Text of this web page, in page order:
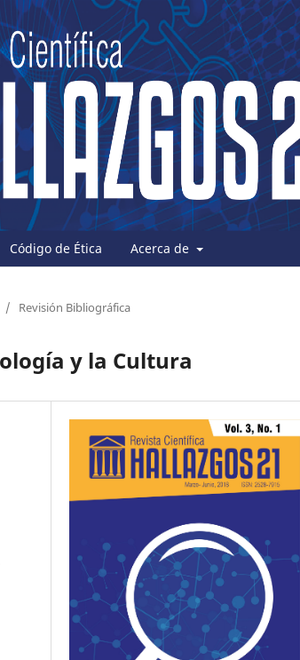
Código de Ética Acerca de
/ Revisión Bibliográfica
y la Cultura